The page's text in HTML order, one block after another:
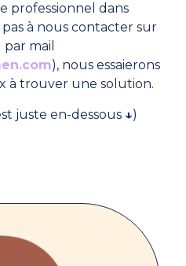
professionnel dans
à nous contacter sur
mail
), nous essaierons
à trouver une solution.
juste en-dessous ↓)